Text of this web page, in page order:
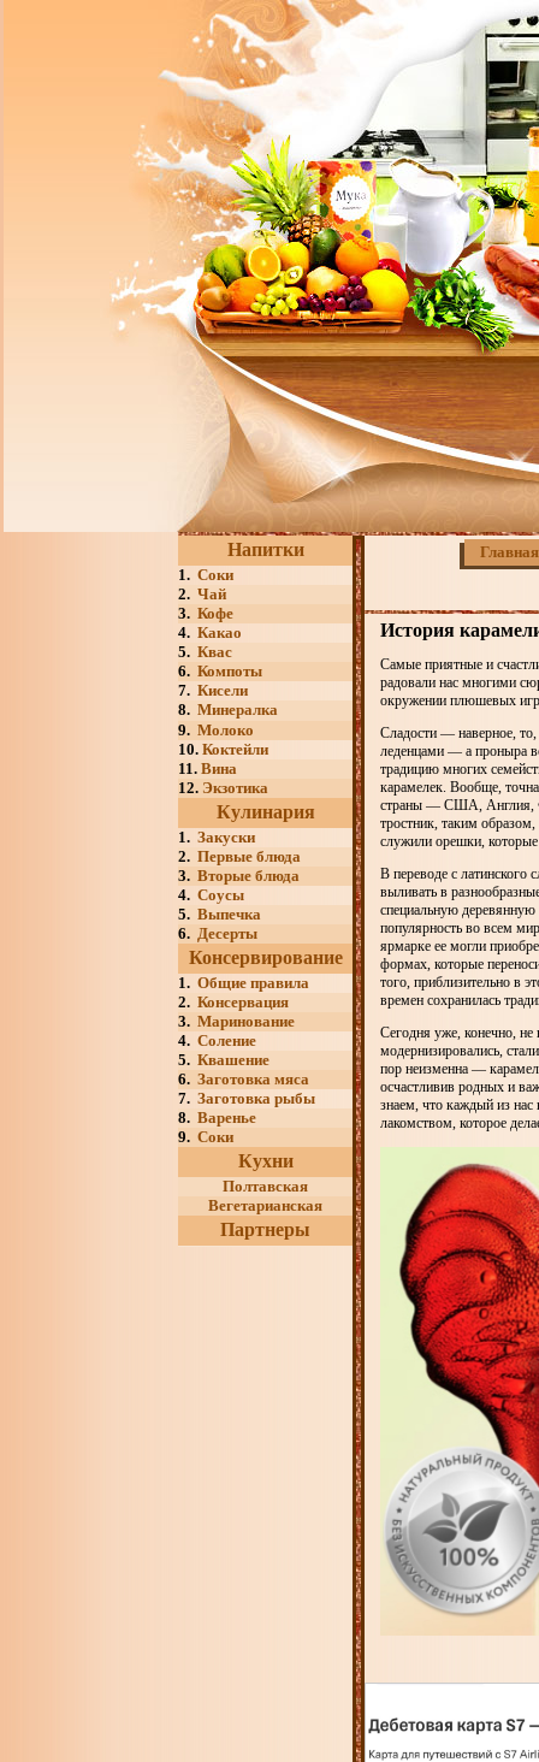
Напитки
1. Соки
2. Чай
3. Кофе
4. Какао
5. Квас
6. Компоты
7. Кисели
8. Минералка
9. Молоко
10. Коктейли
11. Вина
12. Экзотика
Кулинария
1. Закуски
2. Первые блюда
3. Вторые блюда
4. Соусы
5. Выпечка
6. Десерты
Консервирование
1. Общие правила
2. Консервация
3. Маринование
4. Соление
5. Квашение
6. Заготовка мяса
7. Заготовка рыбы
8. Варенье
9. Соки
Кухни
Полтавская
Вегетарианская
Партнеры
Главная
История
Самые приятные и
радовали нас многими
окружении плюшевых
Сладости — наверное,
леденцами — а проныра
традицию многих
карамелек. Вообще,
страны — США, Англия,
тростник, таким
служили орешки,
В переводе с латинского
выливать в
специальную деревянную
популярность во всем
ярмарке ее могли
формах, которые
того, приблизительно в
времен сохранилась
Сегодня уже, конечно, не
модернизировались,
пор неизменна —
осчастливив родных и
знаем, что каждый из
лакомством, которое